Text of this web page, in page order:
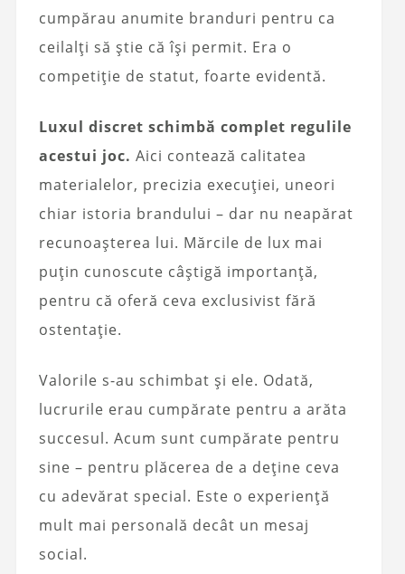
cumpărau anumite branduri pentru ca
ceilalți să știe că își permit. Era o
competiție de statut, foarte evidentă.
Luxul discret schimbă complet regulile
acestui joc. Aici contează calitatea
materialelor, precizia execuției, uneori
chiar istoria brandului – dar nu neapărat
recunoașterea lui. Mărcile de lux mai
puțin cunoscute câștigă importanță,
pentru că oferă ceva exclusivist fără
ostentație.
Valorile s-au schimbat și ele. Odată,
lucrurile erau cumpărate pentru a arăta
succesul. Acum sunt cumpărate pentru
sine – pentru plăcerea de a deține ceva
cu adevărat special. Este o experiență
mult mai personală decât un mesaj
social.